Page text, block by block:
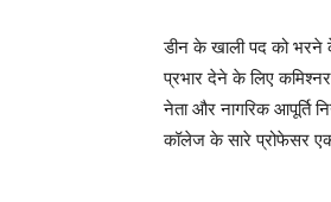
डीन के खाली पद को भरने
प्रभार देने के लिए
नेता और नागरिक आपूर्ति
कॉलेज के सारे प्रोफेसर